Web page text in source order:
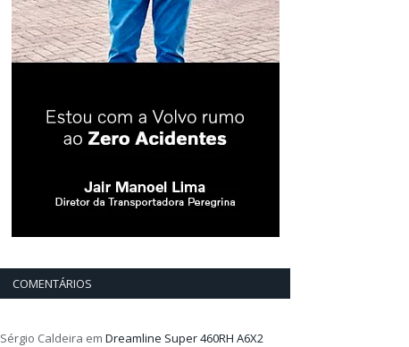
COMENTÁRIOS
Sérgio Caldeira em Dreamline Super 460RH A6X2